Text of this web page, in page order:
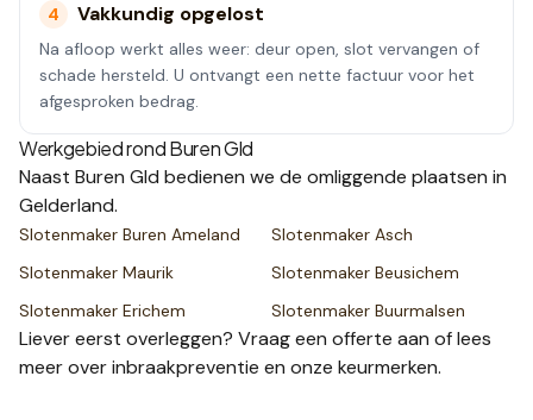
4 Vakkundig opgelost
Na afloop werkt alles weer: deur open, slot vervangen of
schade hersteld. U ontvangt een nette factuur voor het
afgesproken bedrag.
Werkgebied rondBuren Gld
Naast Buren Gld bedienen we de omliggende plaatsen in
Gelderland.
Slotenmaker Buren Ameland Slotenmaker Asch
Slotenmaker Maurik Slotenmaker Beusichem
Slotenmaker Erichem Slotenmaker Buurmalsen
Liever eerst overleggen? Vraag een offerte aan of lees
meer overinbraakpreventie en onze keurmerken.